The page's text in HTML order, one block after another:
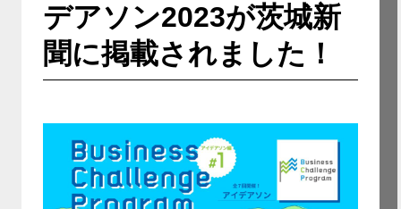
デアソン2023が茨城新
聞に掲載されました！